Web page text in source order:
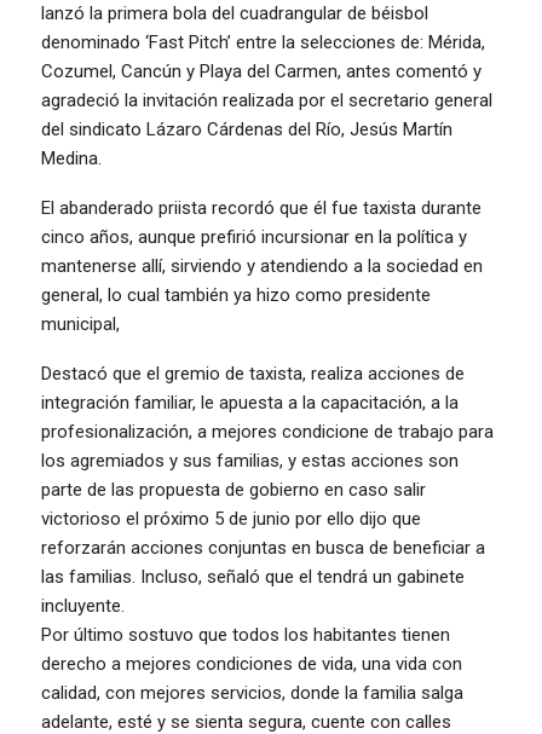
lanzó la primera bola del cuadrangular de béisbol
denominado ‘Fast Pitch’ entre la selecciones de: Mérida,
Cozumel, Cancún y Playa del Carmen, antes comentó y
agradeció la invitación realizada por el secretario general
del sindicato Lázaro Cárdenas del Río, Jesús Martín
Medina.
El abanderado priista recordó que él fue taxista durante
cinco años, aunque prefirió incursionar en la política y
mantenerse allí, sirviendo y atendiendo a la sociedad en
general, lo cual también ya hizo como presidente
municipal,
Destacó que el gremio de taxista, realiza acciones de
integración familiar, le apuesta a la capacitación, a la
profesionalización, a mejores condicione de trabajo para
los agremiados y sus familias, y estas acciones son
parte de las propuesta de gobierno en caso salir
victorioso el próximo 5 de junio por ello dijo que
reforzarán acciones conjuntas en busca de beneficiar a
las familias. Incluso, señaló que el tendrá un gabinete
incluyente.
Por último sostuvo que todos los habitantes tienen
derecho a mejores condiciones de vida, una vida con
calidad, con mejores servicios, donde la familia salga
adelante, esté y se sienta segura, cuente con calles